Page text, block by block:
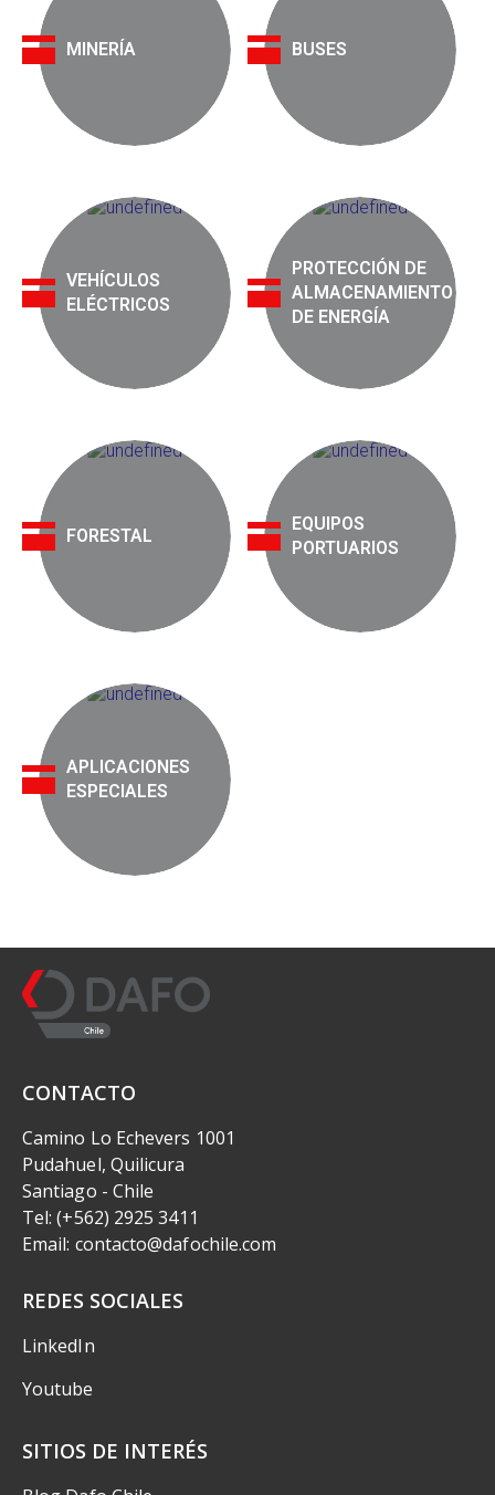
MINERÍA BUSES
VEHÍCULOS
ELÉCTRICOS
PROTECCIÓN DE
ALMACENAMIENTO
DE ENERGÍA
FORESTAL
EQUIPOS
PORTUARIOS
APLICACIONES
ESPECIALES
CONTACTO
Camino Lo Echevers 1001
Pudahuel, Quilicura
Santiago - Chile
Tel: (+562) 2925 3411
Email: contacto@dafochile.com
REDES SOCIALES
LinkedIn
Youtube
SITIOS DE INTERÉS